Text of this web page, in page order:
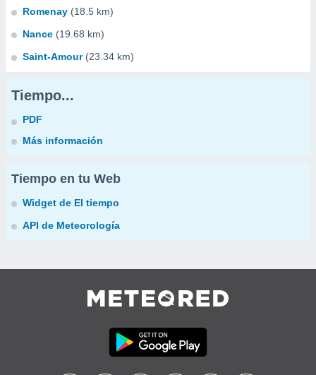
Romenay (18.5 km)
Nance (19.68 km)
Saint-Amour (23.34 km)
Tiempo...
PDF
Más información
Tiempo en tu Web
Widget de El tiempo
API de Meteorología